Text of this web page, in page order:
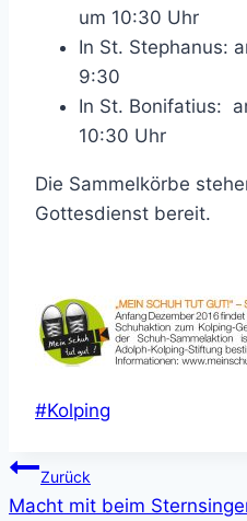
um 10:30 Uhr
In St. Stephanus:
9:30
In St. Bonifatius:
10:30 Uhr
Die Sammelkörbe
Gottesdienst bereit.
Schlagworte:
#Kolping
Zurück
Macht mit beim